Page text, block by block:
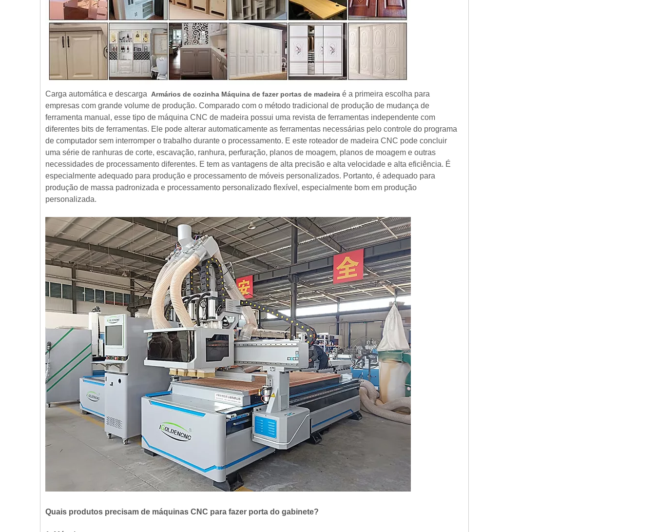
Carga automática e descarga Armários de cozinha Máquina de fazer portas de madeira é a primeira escolha para
empresas com grande volume de produção. Comparado com o método tradicional de produção de mudança de
ferramenta manual, esse tipo de máquina CNC de madeira possui uma revista de ferramentas independente com
diferentes bits de ferramentas. Ele pode alterar automaticamente as ferramentas necessárias pelo controle do programa
de computador sem interromper o trabalho durante o processamento. E este roteador de madeira CNC pode concluir
uma série de ranhuras de corte, escavação, ranhura, perfuração, planos de moagem, planos de moagem e outras
necessidades de processamento diferentes. E tem as vantagens de alta precisão e alta velocidade e alta eficiência. É
especialmente adequado para produção e processamento de móveis personalizados. Portanto, é adequado para
produção de massa padronizada e processamento personalizado flexível, especialmente bom em produção
personalizada.
Quais produtos precisam de máquinas CNC para fazer porta do gabinete?